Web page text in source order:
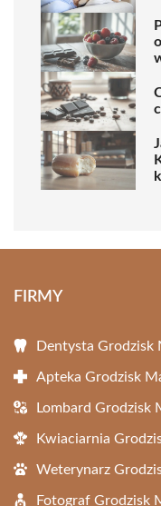
FIRMY
Dentysta Grodzisk
Apteka Grodzisk
Lombard Grodzisk
Kwiaciarnia
Weterynarz
Fotograf Grodzisk